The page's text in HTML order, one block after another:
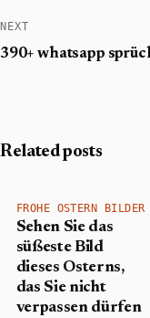
NEXT
390+ whatsapp
Related posts
FROHE OSTERN BILDER
Sehen Sie das
süßeste Bild
dieses Osterns,
das Sie nicht
verpassen dürfen